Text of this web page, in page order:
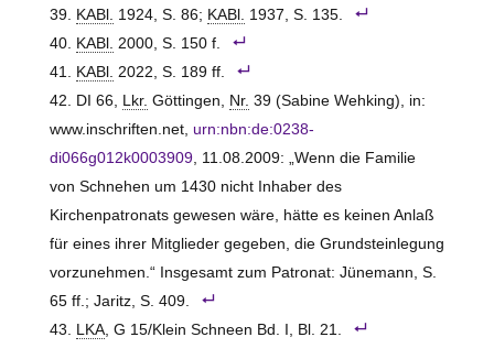
KABl.
1924, S. 86; KABl.
1937, S. 135.
KABl.
2000, S. 150 f.
KABl.
2022, S. 189 ff.
DI 66,
Lkr. Göttingen, Nr. 39 (Sabine Wehking), in:
www.inschriften.net, urn:nbn:de:0238-
di066g012k0003909, 11.08.2009: „Wenn die Familie
von Schnehen um 1430 nicht Inhaber des
Kirchenpatronats gewesen wäre, hätte es keinen Anlaß
für eines ihrer Mitglieder gegeben, die Grundsteinlegung
vorzunehmen.“ Insgesamt zum Patronat: Jünemann, S.
65 ff.; Jaritz, S. 409.
LKA, G 15/Klein Schneen Bd. I, Bl. 21.